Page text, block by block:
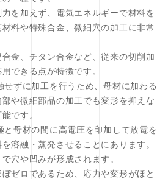
を加えず、電気エネルギーで材料を
料や特殊合金、微細穴の加工に非常
金、チタン合金など、従来の切削加
できる点が特徴です。
せずに加工を行うため、母材に加わる
や微細部品の加工でも変形を抑えな
です。
と母材の間に高電圧を印加して放電を
溶融・蒸発させることにあります。
穴や凹みが形成されます。
ゼロであるため、応力や変形がほと